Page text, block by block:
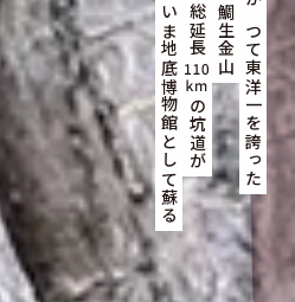
かつて東洋一を誇った
鯛生金山
総延長
の坑道が
いま地底博物館として蘇る